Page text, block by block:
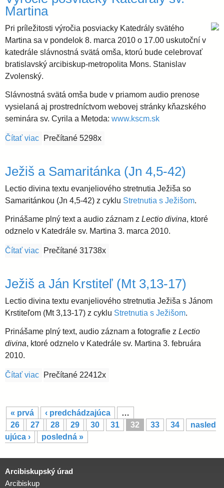
Martina
Pri príležitosti výročia posviacky Katedrály svätého
Martina sa v pondelok 8. marca 2010 o 17.00 uskutoční v
katedrále slávnostná svätá omša, ktorú bude celebrovať
bratislavský arcibiskup-metropolita Mons. Stanislav
Zvolenský.
Slávnostná svätá omša bude v priamom audio prenose
vysielaná aj prostredníctvom webovej stránky kňazského
seminára sv. Cyrila a Metoda: www.kscm.sk
Čítať viac o Výročie posviacky Katedrály sv. Martina
Prečítané 5298x
Ježiš a Samaritánka (Jn 4,5-42)
Lectio divina textu evanjeliového stretnutia Ježiša so
Samaritánkou (Jn 4,5-42) z cyklu Stretnutia s Ježišom.
Prinášame plný text a audio záznam z Lectio divina, ktoré
odznelo v Katedrále sv. Martina 3. marca 2010.
Čítať viac o Ježiš a Samaritánka (Jn 4,5-42)
Prečítané 31738x
Ježiš a Ján Krstiteľ (Mt 3,13-17)
Lectio divina textu evanjeliového stretnutia Ježiša s Jánom
Krstiteľom (Mt 3,13-17) z cyklu Stretnutia s Ježišom.
Prinášame plný text, audio záznam a fotografie z Lectio
divina, ktoré odznelo v Katedrále sv. Martina 3. februára
2010.
Čítať viac o Ježiš a Ján Krstiteľ (Mt 3,13-17)
Prečítané 22412x
S
t
r
á
n
k
y
« prvá ‹ predchádzajúca
…
26
27 28 29 30 31 32 33 34
nasled
ujúca ›
posledná »
Arcibiskupský úrad
Arcibiskup